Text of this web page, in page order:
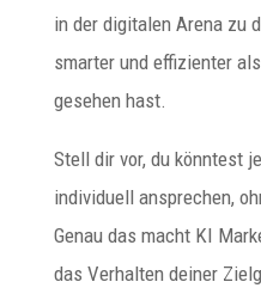
in der digitalen Arena zu
smarter und effizienter
gesehen hast.
Stell dir vor, du könntest
individuell ansprechen,
Genau das macht KI
das Verhalten deiner